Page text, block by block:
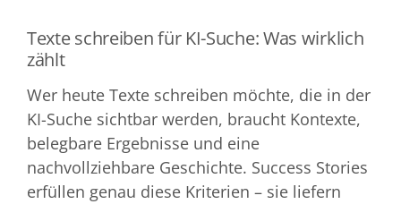
Texte schreiben für KI-Suche: Was wirklich
zählt
Wer heute Texte schreiben möchte, die in der
KI-Suche sichtbar werden, braucht Kontexte,
belegbare Ergebnisse und eine
nachvollziehbare Geschichte. Success Stories
erfüllen genau diese Kriterien – sie liefern